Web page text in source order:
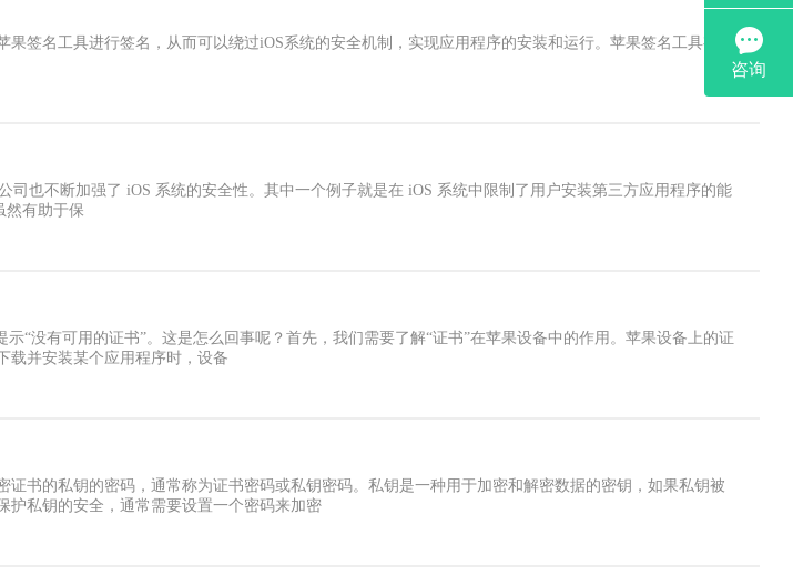
签名工具进行签名，从而可以绕过iOS系统的安全机制，实现应用程序的安装和运行。苹果签名工具有很
司也不断加强了 iOS 系统的安全性。其中一个例子就是在 iOS 系统中限制了用户安装第三方应用程序的能
然有助于保
“没有可用的证书”。这是怎么回事呢？首先，我们需要了解“证书”在苹果设备中的作用。苹果设备上的证
载并安装某个应用程序时，设备
书的私钥的密码，通常称为证书密码或私钥密码。私钥是一种用于加密和解密数据的密钥，如果私钥被
护私钥的安全，通常需要设置一个密码来加密